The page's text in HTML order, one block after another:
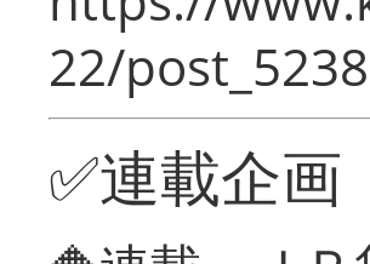
22/
✅連載企画